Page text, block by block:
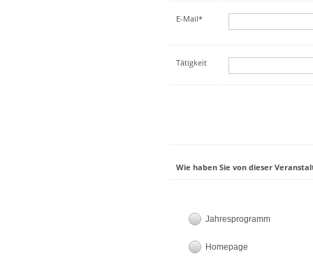
E-Mail*
Tätigkeit
Wie haben Sie von dieser
Jahresprogramm
Homepage